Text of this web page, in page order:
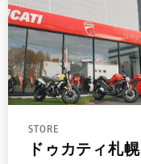
STORE
ドゥカティ札幌